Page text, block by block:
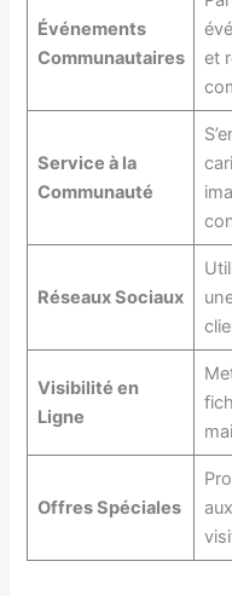
Événements
Communautaires
et
Service à la
Communauté
Réseaux Sociaux
Visibilité en
Ligne
Offres Spéciales